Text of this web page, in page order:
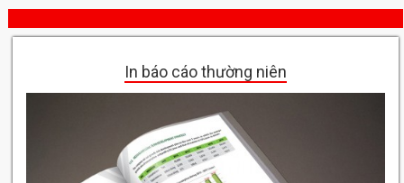
In báo cáo thường niên